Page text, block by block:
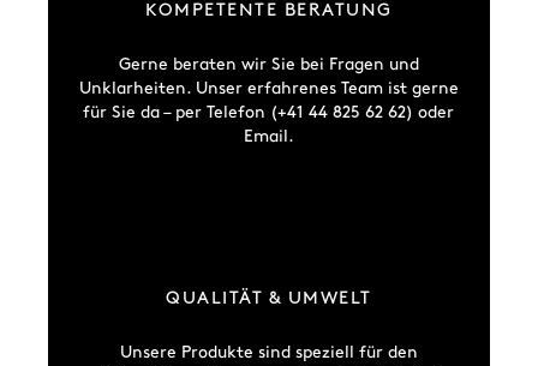
KOMPETENTE BERATUNG
Gerne beraten wir Sie bei Fragen und
Unklarheiten. Unser erfahrenes Team ist gerne
für Sie da – per Telefon (+41 44 825 62 62) oder
Email.
QUALITÄT & UMWELT
Unsere Produkte sind speziell für den